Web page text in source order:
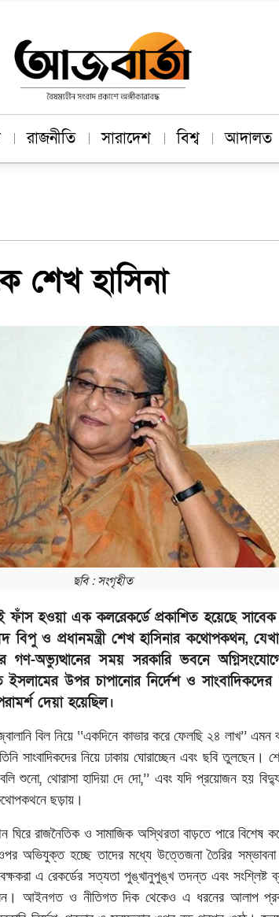
রাজনীতি সারাদেশ বিশ্ব আদালত
শেখ হাসিনা
ছবি : সংগৃহীত
হওয়া এক কলরেকর্ডে প্রকাশিত হয়েছে সাবেক
বিপু ও প্রধানমন্ত্রী শেখ হাসিনার কথোপকথন,
গণ-অভ্যুত্থানের সময় সরকারি ভবনে
উপর চাপানোর নির্দেশ ও সাংবাদিকদের
দেয়া হয়েছিল।
বিল নিয়ে ‘‘একদিনে কাভার করে ফেলছি ২৪ লাখ’’ এমন
তিনি সাংবাদিকদের নিয়ে ঢাকায় ঘোরাচ্ছেন এবং ছবি তুলছেন।
বলি শুনো, থোরাসা হাদিয়া দে দো,’’ এবং যদি প্রয়োজন হয়
ছড়ায়।
ঘিরে রাজনৈতিক ও সামাজিক অস্থিরতা বাড়তে পারে বিশেষ
অভিযুক্ত হচ্ছে তাদের মধ্যে উত্তেজনা তৈরির সম্ভাবনা
এ রেকর্ডের সত্যতা পুঙ্খানুপুঙ্খ তদন্ত এবং সংশ্লিষ্ট
আইনগত ও নীতিগত দিক থেকেও এ ধরনের আলাপ